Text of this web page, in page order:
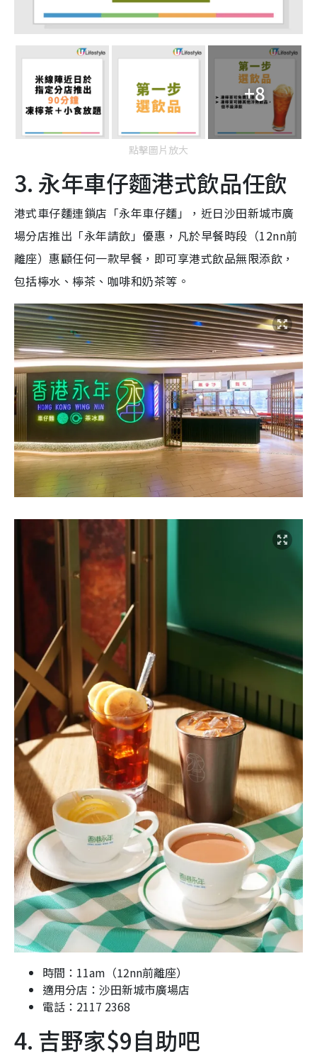
+8
點擊圖片放大
3. 永年車仔麵港式飲品任飲
港式車仔麵連鎖店「永年車仔麵」，近日沙田新城市廣
場分店推出「永年請飲」優惠，凡於早餐時段（12nn前
離座）惠顧任何一款早餐，即可享港式飲品無限添飲，
包括檸水、檸茶、咖啡和奶茶等。
時間：11am（12nn前離座）
適用分店：沙田新城市廣場店
電話：2117 2368
4. 吉野家$9自助吧